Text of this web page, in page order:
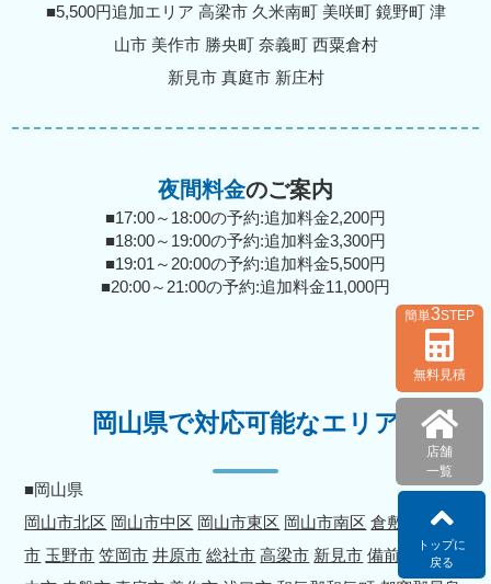
■5,500円追加エリア 高梁市 久米南町 美咲町 鏡野町 津
山市 美作市 勝央町 奈義町 西粟倉村
新見市 真庭市 新庄村
夜間料金のご案内
■17:00～18:00の予約:追加料金2,200円
■18:00～19:00の予約:追加料金3,300円
■19:01～20:00の予約:追加料金5,500円
■20:00～21:00の予約:追加料金11,000円
岡山県で対応可能なエリア
■岡山県
岡山市北区 岡山市中区 岡山市東区 岡山市南区 倉敷市
津山
市 玉野市 笠岡市 井原市 総社市 高梁市 新見市 備前市
瀬戸
簡単3STEP
無料見積
店舗
一覧
トップに
戻る